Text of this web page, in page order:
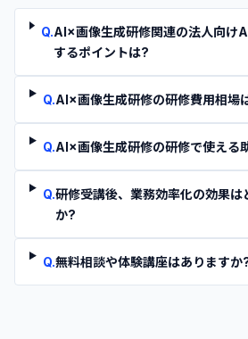
Q.AI×画像生成研修関連の法人向け
するポイントは?
Q.AI×画像生成研修の研修費用相場
Q.AI×画像生成研修の研修で使える
Q.研修受講後、業務効率化の効果は
か?
Q.無料相談や体験講座はありますか